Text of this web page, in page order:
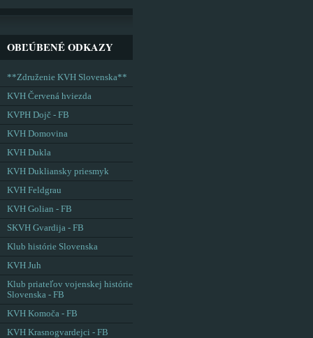
OBĽÚBENÉ ODKAZY
**Združenie KVH Slovenska**
KVH Červená hviezda
KVPH Dojč - FB
KVH Domovina
KVH Dukla
KVH Dukliansky priesmyk
KVH Feldgrau
KVH Golian - FB
SKVH Gvardija - FB
Klub histórie Slovenska
KVH Juh
Klub priateľov vojenskej histórie
Slovenska - FB
KVH Komoča - FB
KVH Krasnogvardejci - FB